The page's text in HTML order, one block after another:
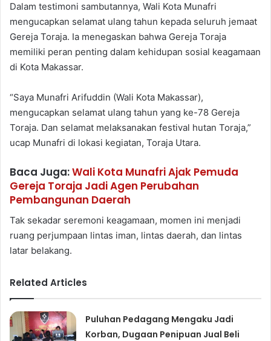
Dalam testimoni sambutannya, Wali Kota Munafri
mengucapkan selamat ulang tahun kepada seluruh jemaat
Gereja Toraja. Ia menegaskan bahwa Gereja Toraja
memiliki peran penting dalam kehidupan sosial keagamaan
di Kota Makassar.
“Saya Munafri Arifuddin (Wali Kota Makassar),
mengucapkan selamat ulang tahun yang ke-78 Gereja
Toraja. Dan selamat melaksanakan festival hutan Toraja,”
ucap Munafri di lokasi kegiatan, Toraja Utara.
Baca Juga:Wali Kota Munafri Ajak Pemuda
Gereja Toraja Jadi Agen Perubahan
Pembangunan Daerah
Tak sekadar seremoni keagamaan, momen ini menjadi
ruang perjumpaan lintas iman, lintas daerah, dan lintas
latar belakang.
Related Articles
Puluhan Pedagang Mengaku Jadi
Korban, Dugaan Penipuan Jual Beli